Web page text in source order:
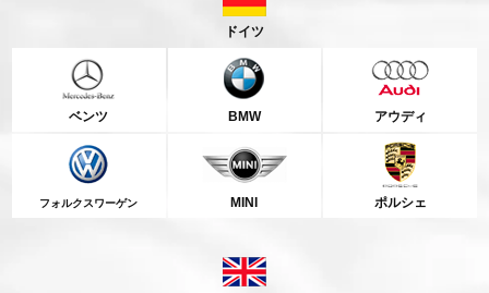
ドイツ
ベンツ BMW アウディ
フォルクスワーゲン MINI ポルシェ